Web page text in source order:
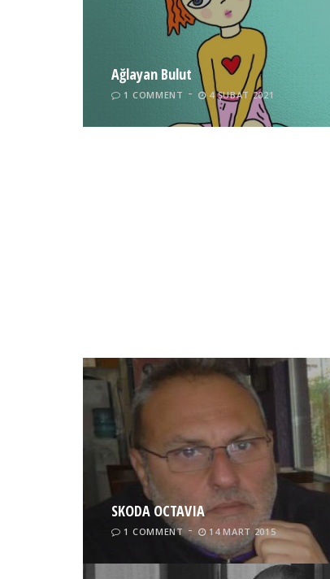
Ağlayan Bulut
1 COMMENT 4 ŞUBAT 2021
Tel İnsan
SKODA OCTAVIA
1 COMMENT 14 MART 2015